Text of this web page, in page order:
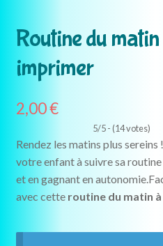
Routine du
imprimer
2,00€
5/5 - (14 votes)
Rendez les matins plus
votre enfant à suivre sa routine
et en gagnant en
avec cette routine du matin